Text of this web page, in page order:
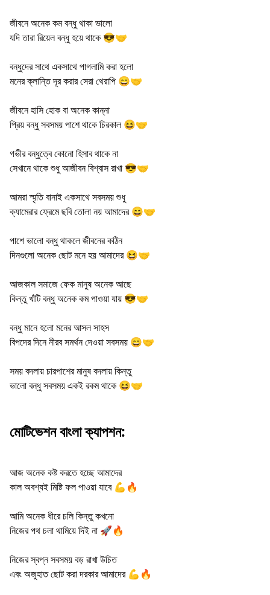
জীবনে অনেক কম বন্ধু থাকা ভালো
যদি তারা রিয়েল বন্ধু হয়ে থাকে 😎🤝
বন্ধুদের সাথে একসাথে পাগলামি করা হলো
মনের ক্লান্তি দূর করার সেরা থেরাপি 😄🤝
জীবনে হাসি হোক বা অনেক কান্না
প্রিয় বন্ধু সবসময় পাশে থাকে চিরকাল 😆🤝
গভীর বন্ধুত্বে কোনো হিসাব থাকে না
সেখানে থাকে শুধু আজীবন বিশ্বাস রাখা 😎🤝
আমরা স্মৃতি বানাই একসাথে সবসময় শুধু
ক্যামেরার ফ্রেমে ছবি তোলা নয় আমাদের 😄🤝
পাশে ভালো বন্ধু থাকলে জীবনের কঠিন
দিনগুলো অনেক ছোট মনে হয় আমাদের 😆🤝
আজকাল সমাজে ফেক মানুষ অনেক আছে
কিন্তু খাঁটি বন্ধু অনেক কম পাওয়া যায় 😎🤝
বন্ধু মানে হলো মনের আসল সাহস
বিপদের দিনে নীরব সমর্থন দেওয়া সবসময় 😄🤝
সময় বদলায় চারপাশের মানুষ বদলায় কিন্তু
ভালো বন্ধু সবসময় একই রকম থাকে 😆🤝
মোটিভেশন বাংলা ক্যাপশন:
আজ অনেক কষ্ট করতে হচ্ছে আমাদের
কাল অবশ্যই মিষ্টি ফল পাওয়া যাবে 💪🔥
আমি অনেক ধীরে চলি কিন্তু কখনো
নিজের পথ চলা থামিয়ে দিই না 🚀🔥
নিজের স্বপ্ন সবসময় বড় রাখা উচিত
এবং অজুহাত ছোট করা দরকার আমাদের 💪🔥